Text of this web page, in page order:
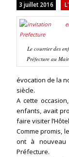
3 juillet 2016
Le courrier des
Préfecture au
évocation de la
siècle.
A cette
enfants, avait
faire visiter
Comme promis,
ont à nouveau
Préfecture.